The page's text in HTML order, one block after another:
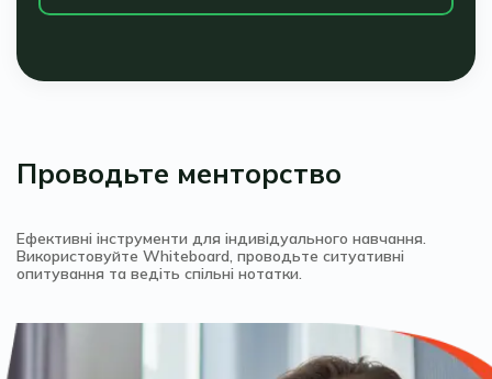
Проводьте менторство
Ефективні інструменти для індивідуального навчання.
Використовуйте Whiteboard, проводьте ситуативні
опитування та ведіть спільні нотатки.